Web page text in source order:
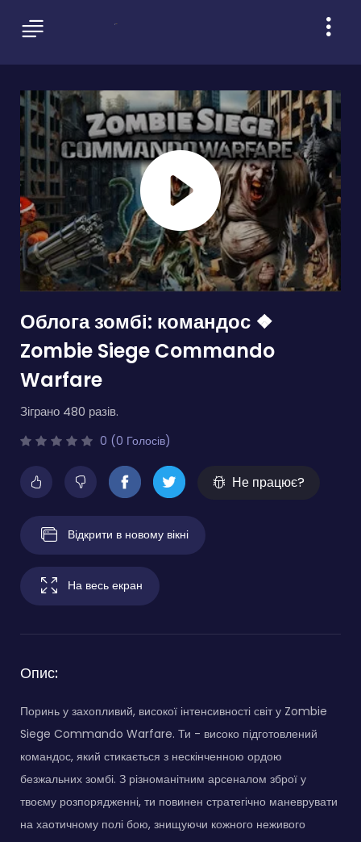
Облога зомбі: командос ❖
Zombie Siege Commando
Warfare
Зіграно 480 разів.
0 (0 Голосів)
Не працює?
Відкрити в новому вікні
На весь екран
Опис:
Поринь у захопливий, високої інтенсивності світ у Zombie
Siege Commando Warfare. Ти - високо підготовлений
командос, який стикається з нескінченною ордою
безжальних зомбі. З різноманітним арсеналом зброї у
твоєму розпорядженні, ти повинен стратегічно маневрувати
на хаотичному полі бою, знищуючи кожного неживого